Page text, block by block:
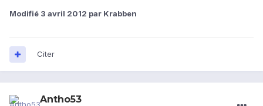
Modifié 3 avril 2012 par Krabben
Citer
Antho53